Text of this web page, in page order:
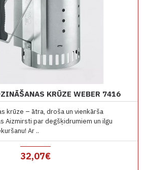
KRŪZE WEBER 7416
krūze – ātra, droša un vienkārša
Aizmirsti par degšķidrumiem un ilgu
Ar ..
32,07€